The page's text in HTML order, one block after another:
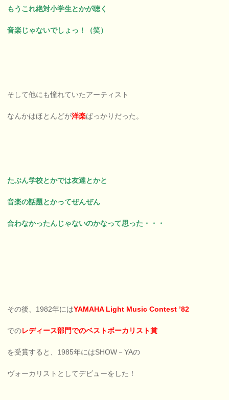
もうこれ絶対小学生とかが聴く
音楽じゃないでしょっ！（笑）
そして他にも憧れていたアーティスト
なんかはほとんどが洋楽ばっかりだった。
たぶん学校とかでは友達とかと
音楽の話題とかってぜんぜん
合わなかったんじゃないのかなって思った・・・
その後、1982年にはYAMAHA Light Music Contest ’82
でのレディース部門でのベストボーカリスト賞
を受賞すると、1985年にはSHOW－YAの
ヴォーカリストとしてデビューをした！